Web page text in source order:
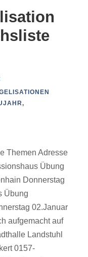
,
Themen Adresse
Übung
Donnerstag
Übung
02.Januar
aufgemacht auf
Landstuhl
0157-